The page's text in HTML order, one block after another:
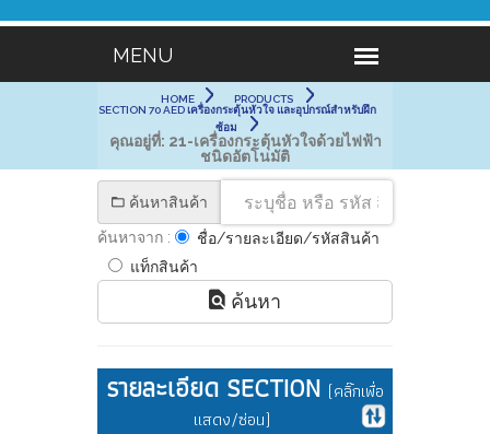
HOME
PRODUCTS
SECTION 70 AED เครื่องกระตุ้นหัวใจ และอุปกรณ์สำหรับฝึก
ซ้อม
คุณอยู่ที่: 21-เครื่องกระตุ้นหัวใจด้วยไฟฟ้า
ชนิดอัตโนมัติ
ค้นหาสินค้า
ค้นหาจาก :
ชื่อ/รายละเอียด/รหัสสินค้า
แท็กสินค้า
ค้นหา
รายละเอียด SECTION (คลิ๊กเพื่อ
แสดง/ซ่อน)